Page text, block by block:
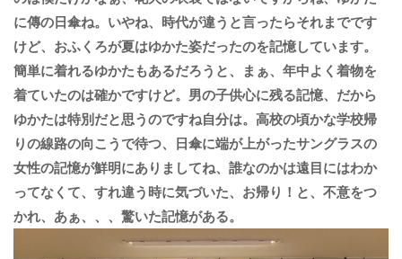
に傳の日傘ね。いやね、時代が違うと言ったらそれまでです
けど、おふくろが夏はゆかた姿だったのを記憶しています。
簡単に着れるゆかたもあるだろうと、まぁ、年中よく着物を
着ていたのは確かですけど。男の子供心に残る記憶、だから
ゆかたは特別だと思うのですね自分は。高校の頃かな学校帰
りの線路の向こうで待つ、日傘に端が上がったサングラスの
女性の記憶が鮮明にありましてね、誰なのかは遠目にはわか
ってなくて、すれ違う時に気づいた、お帰り！と、不意をつ
かれ、あぁ、、、驚いた記憶がある。